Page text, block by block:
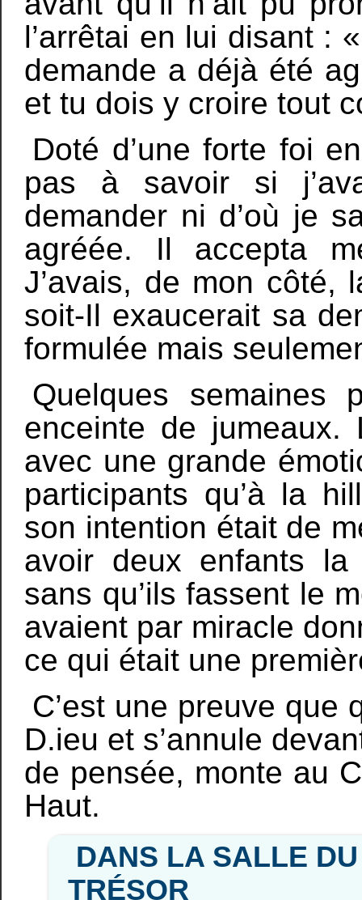
l’arrêtai en lui disant :
demande a déjà été
et tu dois y croire tout
Doté d’une forte foi
pas à savoir si
demander ni d’où je
agréée. Il accepta
J’avais, de mon côté,
soit-Il exaucerait sa
formulée mais
Quelques semaines
enceinte de jumeaux.
avec une grande
participants qu’à la
son intention était de
avoir deux enfants
sans qu’ils fassent le
avaient par miracle
ce qui était une
C’est une preuve que
D.ieu et s’annule
de pensée, monte au
Haut.
DANS LA SALLE DU
TRÉSOR